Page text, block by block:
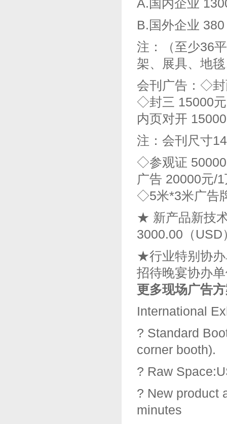
A.国内企业
B.国外企业
注：（至少36
架、展具、地
会刊广告：◇
◇封三 15000
内页对开
注：会刊尺寸
◇参观证
广告 20000元/
◇5米*3米广告
★ 新产品新技
3000.00（USD
★行业特别协办
招待晚宴协办
更多现场广告
International
? Standard
corner booth).
? Raw
? New product
minutes